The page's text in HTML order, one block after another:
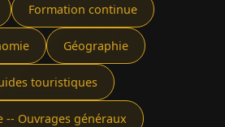
Formation continue
Géographie
touristiques
-- Ouvrages généraux